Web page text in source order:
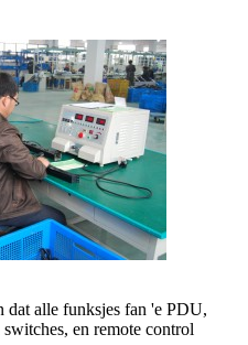
dat alle funksjes fan 'e PDU,
en remote control